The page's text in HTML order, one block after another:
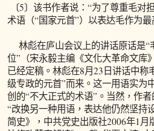
〔5〕该书作者说：“为了尊重毛对
术语（“国家元首”）以表达毛作为最
林彪在庐山会议上的讲话原话是“
位”（宋永毅主编《文化大革命文库
已经定稿。林彪在8月23日讲话中称
级专政的元首”而来。这一用语实为
创的“不大正式的术语”。当然，作
“改换另一种用语，表达他仍然坚持
简史》，中共党史出版社2006年1